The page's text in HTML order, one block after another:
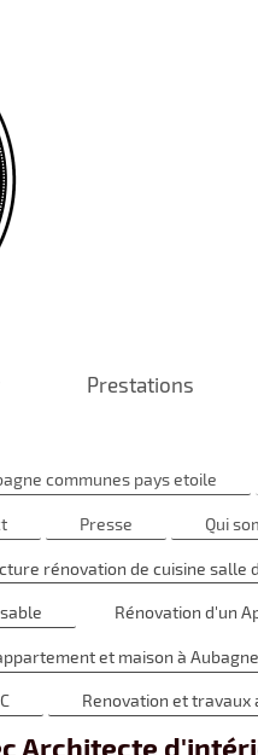
Prestations
communes pays etoile
Presse Qui
rénovation de cuisine salle
Rénovation d'un
et maison à
Renovation et
Architecte